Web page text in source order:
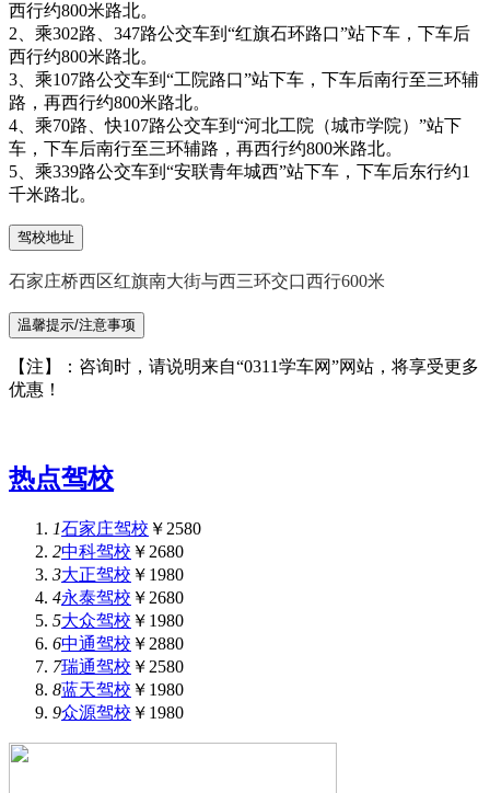
西行约800米路北。
2、乘302路、347路公交车到“红旗石环路口”站下车，下车后
西行约800米路北。
3、乘107路公交车到“工院路口”站下车，下车后南行至三环辅
路，再西行约800米路北。
4、乘70路、快107路公交车到“河北工院（城市学院）”站下
车，下车后南行至三环辅路，再西行约800米路北。
5、乘339路公交车到“安联青年城西”站下车，下车后东行约1
千米路北。
驾校地址
石家庄桥西区红旗南大街与西三环交口西行600米
温馨提示/注意事项
【注】：咨询时，请说明来自“0311学车网”网站，将享受更多
优惠！
热点驾校
1石家庄驾校 ￥2580
2中科驾校 ￥2680
3大正驾校 ￥1980
4永泰驾校 ￥2680
5大众驾校 ￥1980
6中通驾校 ￥2880
7瑞通驾校 ￥2580
8蓝天驾校 ￥1980
9众源驾校 ￥1980